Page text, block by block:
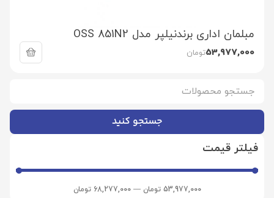
جستجو کنید
فیلتر قیمت
53,977,000 تومان —
68,277,000 تومان
مبلمان اداری برندنیلپر مدل OSS 851N2
53,977,000تومان